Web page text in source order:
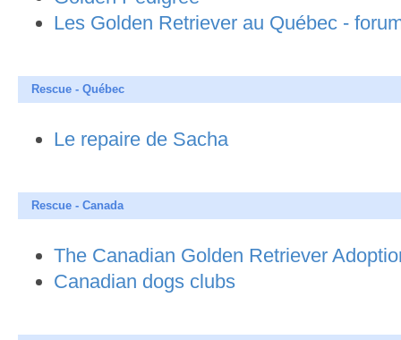
Les Golden Retriever au Québec -
Rescue - Québec
Le repaire de Sacha
Rescue - Canada
The Canadian Golden Retriever
Canadian dogs clubs